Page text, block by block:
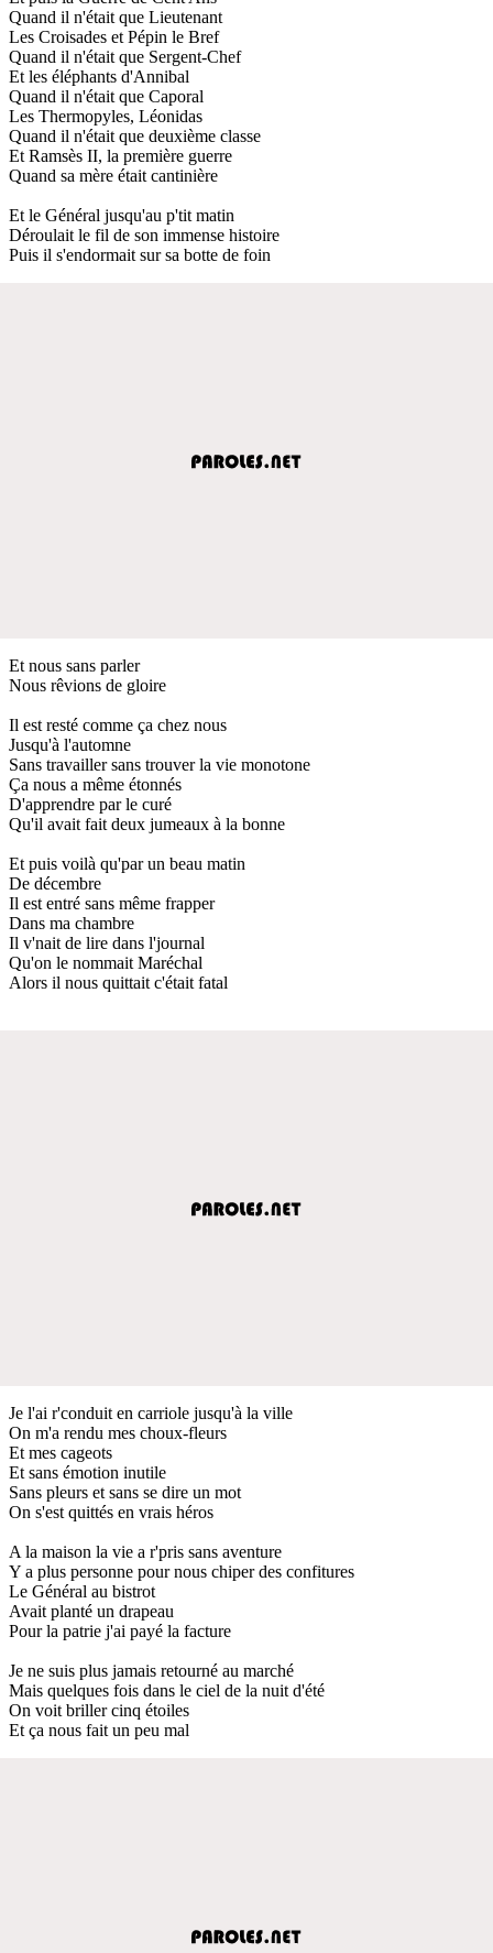
Quand il n'était que Lieutenant
Les Croisades et Pépin le Bref
Quand il n'était que Sergent-Chef
Et les éléphants d'Annibal
Quand il n'était que Caporal
Les Thermopyles, Léonidas
Quand il n'était que deuxième classe
Et Ramsès II, la première guerre
Quand sa mère était cantinière
Et le Général jusqu'au p'tit matin
Déroulait le fil de son immense histoire
Puis il s'endormait sur sa botte de foin
Et nous sans parler
Nous rêvions de gloire
Il est resté comme ça chez nous
Jusqu'à l'automne
Sans travailler sans trouver la vie monotone
Ça nous a même étonnés
D'apprendre par le curé
Qu'il avait fait deux jumeaux à la bonne
Et puis voilà qu'par un beau matin
De décembre
Il est entré sans même frapper
Dans ma chambre
Il v'nait de lire dans l'journal
Qu'on le nommait Maréchal
Alors il nous quittait c'était fatal
Je l'ai r'conduit en carriole jusqu'à la ville
On m'a rendu mes choux-fleurs
Et mes cageots
Et sans émotion inutile
Sans pleurs et sans se dire un mot
On s'est quittés en vrais héros
A la maison la vie a r'pris sans aventure
Y a plus personne pour nous chiper des confitures
Le Général au bistrot
Avait planté un drapeau
Pour la patrie j'ai payé la facture
Je ne suis plus jamais retourné au marché
Mais quelques fois dans le ciel de la nuit d'été
On voit briller cinq étoiles
Et ça nous fait un peu mal